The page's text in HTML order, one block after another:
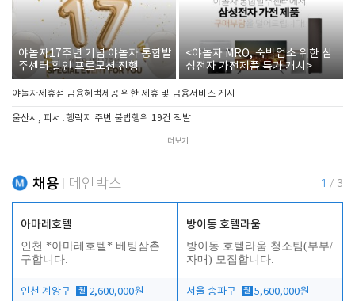
야놀자17주년 기념 야놀자 통합발
주센터 할인 프로모션 진행
<야놀자 MRO, 숙박업소 위한 삼
성전자 가전제품 특가 개시>
야놀자제휴점 금융혜택제공 위한 제휴 및 금융서비스 게시
울산시, 피서․행락지 주변 불법행위 19건 적발
더보기
채용 메인박스 1 / 3
아마레호텔
인천 *아마레호텔* 베팅삼촌
구합니다.
인천 계양구 월 2,600,000원
방이동 호텔라움
방이동 호텔라움 청소팀(부부/
자매) 모집합니다.
서울 송파구 월 5,600,000원